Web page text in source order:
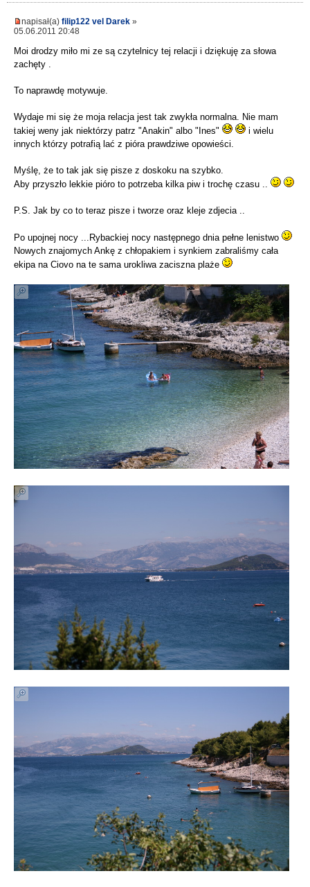
napisał(a) filip122 vel Darek »
05.06.2011 20:48
Moi drodzy miło mi ze są czytelnicy tej relacji i dziękuję za słowa
zachęty .
To naprawdę motywuje.
Wydaje mi się że moja relacja jest tak zwykła normalna. Nie mam
takiej weny jak niektórzy patrz "Anakin" albo "Ines"
i wielu
innych którzy potrafią lać z pióra prawdziwe opowieści.
Myślę, że to tak jak się pisze z doskoku na szybko.
Aby przyszło lekkie pióro to potrzeba kilka piw i trochę czasu ..
P.S. Jak by co to teraz pisze i tworze oraz kleje zdjecia ..
Po upojnej nocy ...Rybackiej nocy następnego dnia pełne lenistwo
Nowych znajomych Ankę z chłopakiem i synkiem zabraliśmy cała
ekipa na Ciovo na te sama urokliwa zaciszna plaże